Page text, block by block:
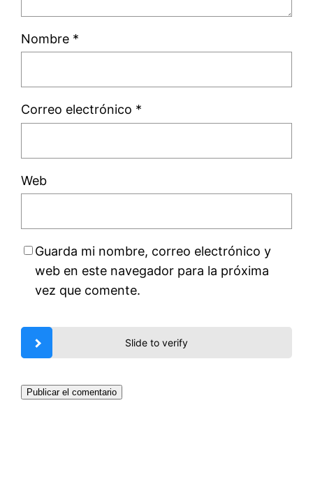
Nombre *
Correo electrónico *
Web
Guarda mi nombre, correo electrónico y
web en este navegador para la próxima
vez que comente.
Slide to verify